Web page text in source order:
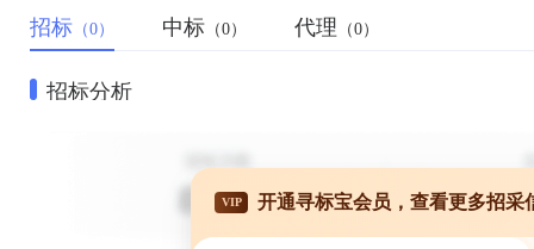
招标 （0） 中标 （0） 代理 （0）
招标分析
VIP 开通寻标宝会员，查看更多招采